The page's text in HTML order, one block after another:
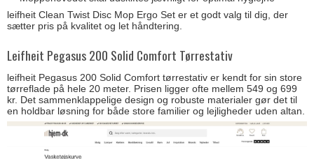
leifheit Clean Twist Disc Mop Ergo Set er et godt valg til dig, der
sætter pris på kvalitet og let håndtering.
Leifheit Pegasus 200 Solid Comfort Tørrestativ
leifheit Pegasus 200 Solid Comfort tørrestativ er kendt for sin store
tørreflade på hele 20 meter. Prisen ligger ofte mellem 549 og 699
kr. Det sammenklappelige design og robuste materialer gør det til
en holdbar løsning for både store familier og lejligheder uden altan.